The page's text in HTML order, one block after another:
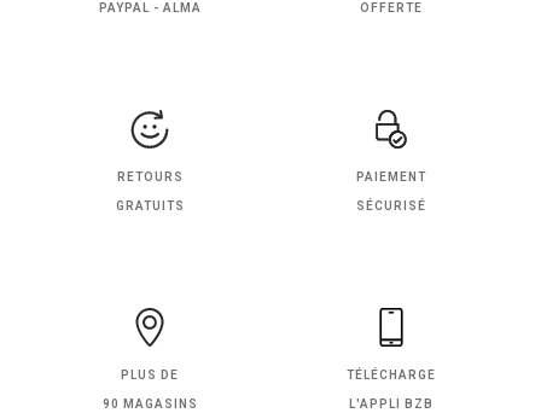
PAYPAL - ALMA OFFERTE
RETOURS
GRATUITS
PAIEMENT
SÉCURISÉ
PLUS DE
90 MAGASINS
TÉLÉCHARGE
L'APPLI BZB